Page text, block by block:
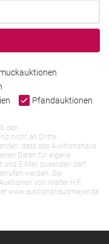
Pfandauktionen
den
nicht an Dritte
dass das Auktionshaus
Daten für eigene
und E-Mail zusenden darf.
werden. Sie
von Walter H.F.
www.auktionshausmeyer.de